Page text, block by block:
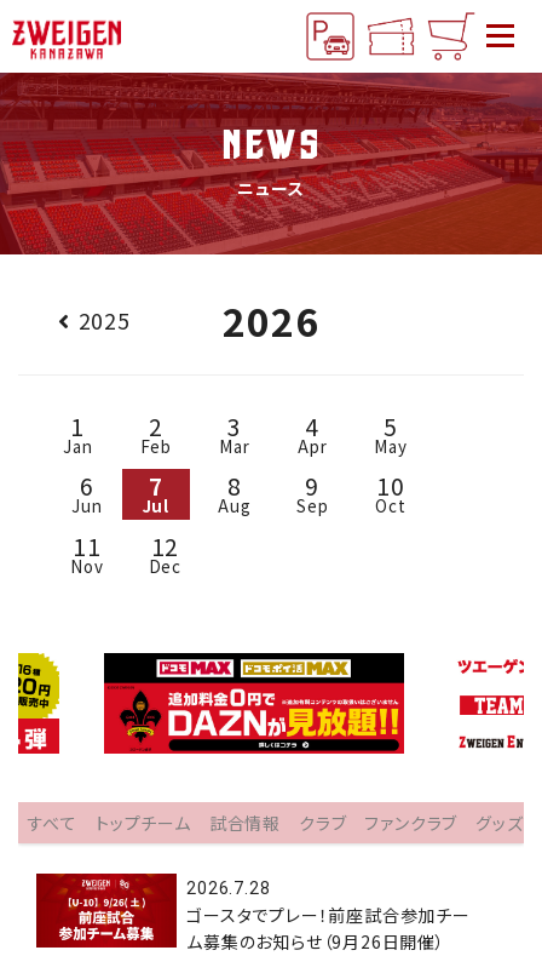
NEWS
ニュース
2025 2026
1
Jan
2
Feb
3
Mar
4
Apr
5
May
6
Jun
7
Jul
8
Aug
9
Sep
10
Oct
11
Nov
12
Dec
すべて トップチーム 試合情報 クラブ ファンクラブ グッズ
2026.7.28
ゴースタでプレー！前座試合参加チー
ム募集のお知らせ（9月26日開催）